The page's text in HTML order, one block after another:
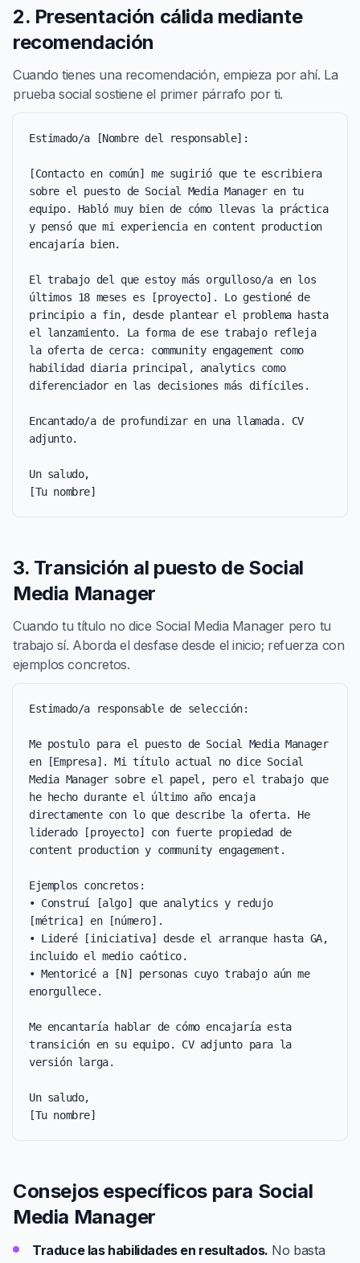
2. Presentación cálida mediante
recomendación
Cuando tienes una recomendación, empieza por ahí. La
prueba social sostiene el primer párrafo por ti.
Estimado/a [Nombre del responsable]:
[Contacto en común] me sugirió que te escribiera
sobre el puesto de Social Media Manager en tu
equipo. Habló muy bien de cómo llevas la práctica
y pensó que mi experiencia en content production
encajaría bien.
El trabajo del que estoy más orgulloso/a en los
últimos 18 meses es [proyecto]. Lo gestioné de
principio a fin, desde plantear el problema hasta
el lanzamiento. La forma de ese trabajo refleja
la oferta de cerca: community engagement como
habilidad diaria principal, analytics como
diferenciador en las decisiones más difíciles.
Encantado/a de profundizar en una llamada. CV
adjunto.
Un saludo,
[Tu nombre]
3. Transición al puesto de Social
Media Manager
Cuando tu título no dice Social Media Manager pero tu
trabajo sí. Aborda el desfase desde el inicio; refuerza con
ejemplos concretos.
Estimado/a responsable de selección:
Me postulo para el puesto de Social Media Manager
en [Empresa]. Mi título actual no dice Social
Media Manager sobre el papel, pero el trabajo que
he hecho durante el último año encaja
directamente con lo que describe la oferta. He
liderado [proyecto] con fuerte propiedad de
content production y community engagement.
Ejemplos concretos:
• Construí [algo] que analytics y redujo
[métrica] en [número].
• Lideré [iniciativa] desde el arranque hasta GA,
incluido el medio caótico.
• Mentoricé a [N] personas cuyo trabajo aún me
enorgullece.
Me encantaría hablar de cómo encajaría esta
transición en su equipo. CV adjunto para la
versión larga.
Un saludo,
[Tu nombre]
Consejos específicos para Social
Media Manager
Traduce las habilidades en resultados. No basta